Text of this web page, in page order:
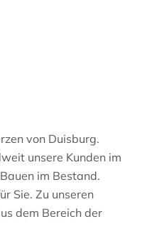
von Duisburg.
unsere Kunden im
im Bestand.
Sie. Zu unseren
dem Bereich der